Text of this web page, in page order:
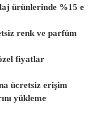
ürünlerinde %15 e
renk ve parfüm
fiyatlar
ücretsiz erişim
yükleme